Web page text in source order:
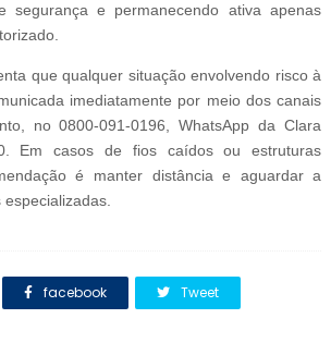
segurança e permanecendo ativa apenas
que qualquer situação envolvendo risco à
imediatamente por meio dos canais
no 0800-091-0196, WhatsApp da Clara
Em casos de fios caídos ou estruturas
é manter distância e aguardar a
facebook Tweet